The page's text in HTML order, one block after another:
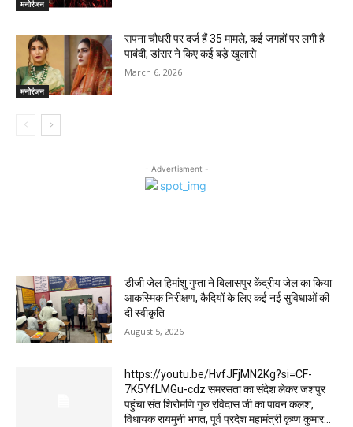
मनोरंजन
मनोरंजन
सपना चौधरी पर दर्ज हैं 35 मामले, कई जगहों पर लगी है
पाबंदी, डांसर ने किए कई बड़े खुलासे
March 6, 2026
- Advertisment -
डीजी जेल हिमांशु गुप्ता ने बिलासपुर केंद्रीय जेल का किया
आकस्मिक निरीक्षण, कैदियों के लिए कई नई सुविधाओं की
दी स्वीकृति
August 5, 2026
https://youtu.be/HvfJFjMN2Kg?si=CF-
7K5YfLMGu-cdz समरसता का संदेश लेकर जशपुर
पहुंचा संत शिरोमणि गुरु रविदास जी का पावन कलश,
विधायक रायमुनी भगत, पूर्व प्रदेश महामंत्री कृष्ण कुमार...